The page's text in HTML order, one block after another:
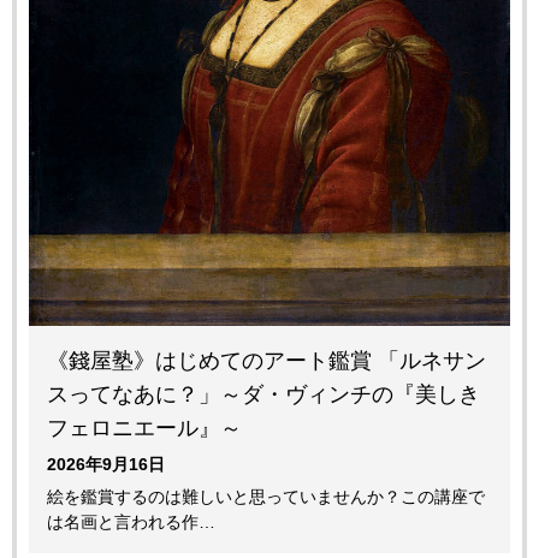
《錢屋塾》はじめてのアート鑑賞 「ルネサン
スってなあに？」～ダ・ヴィンチの『美しき
フェロニエール』～
2026年9月16日
絵を鑑賞するのは難しいと思っていませんか？この講座で
は名画と言われる作…